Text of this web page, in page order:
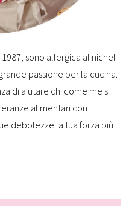
sono allergica al nichel
passione per la cucina.
di aiutare chi come me si
alimentari con il
debolezze la tua forza più